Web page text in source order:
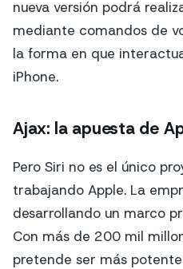
nueva versión podrá
mediante comandos de
la forma en que
iPhone.
Ajax: la apuesta de
Pero Siri no es el único
trabajando Apple. La
desarrollando un marco
Con más de 200 mil
pretende ser más